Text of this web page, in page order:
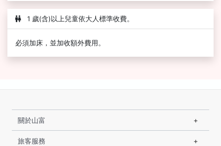
1 歲(含)以上兒童依大人標準收費。
必須加床，並加收額外費用。
關於山富
旅客服務